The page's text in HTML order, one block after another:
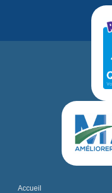
Accueil